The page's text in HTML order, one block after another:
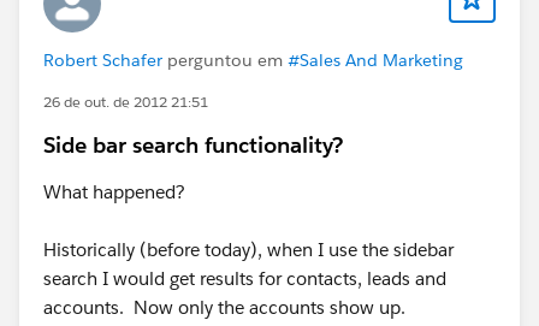
Robert Schafer perguntou em #Sales And Marketing
26 de out. de 2012 21:51
Side bar search functionality?
What happened?
Historically (before today), when I use the sidebar
search I would get results for contacts, leads and
accounts. Now only the accounts show up.